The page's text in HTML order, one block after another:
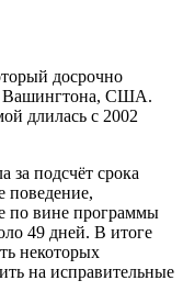
досрочно
Вашингтона, США.
длилась с 2002
за подсчёт срока
поведение,
по вине программы
49 дней. В итоге
некоторых
на исправительные